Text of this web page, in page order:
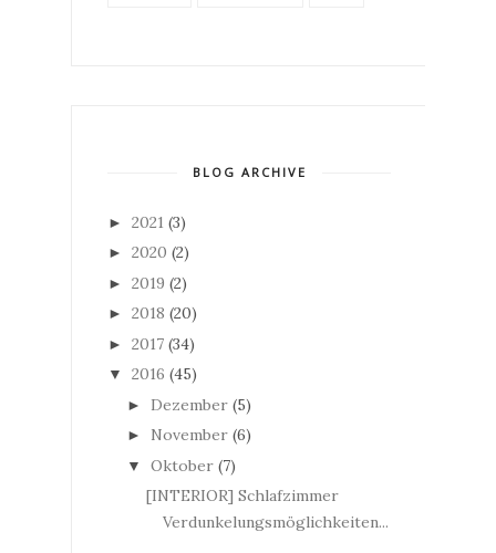
BLOG ARCHIVE
► 2021 (3)
► 2020 (2)
► 2019 (2)
► 2018 (20)
► 2017 (34)
▼ 2016 (45)
► Dezember (5)
► November (6)
▼ Oktober (7)
[INTERIOR] Schlafzimmer
Verdunkelungsmöglichkeiten...